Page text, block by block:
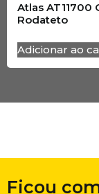
Atlas AT11700
Rodateto
Adicionar ao
Ficou